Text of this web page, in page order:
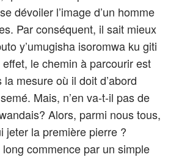
dévoiler l’image d’un homme
Par conséquent, il sait mieux
y’umugisha isoromwa ku giti
effet, le chemin à parcourir est
mesure où il doit d’abord
Mais, n’en va-t-il pas de
Alors, parmi nous tous,
jeter la première pierre ?
commence par un simple